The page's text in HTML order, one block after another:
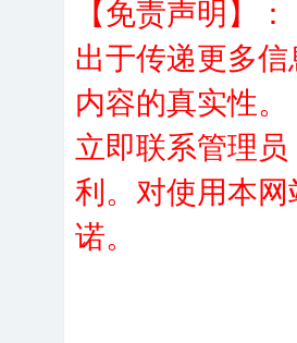
【免责声明】
出于传递更多
内容的真实性
立即联系管理
利。对使用本
诺。